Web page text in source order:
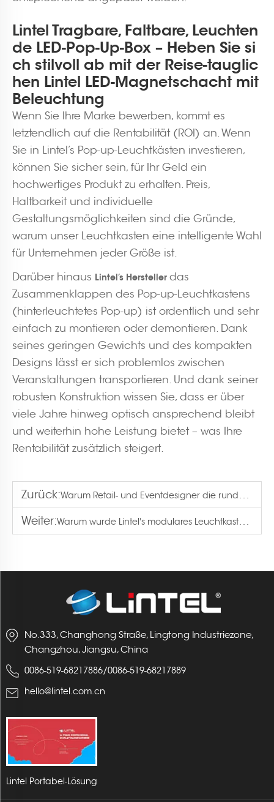
Lintel Tragbare, Faltbare, Leuchten
de LED-Pop-Up-Box – Heben Sie si
ch stilvoll ab mit der Reise-tauglic
hen Lintel LED-Magnetschacht mit
Beleuchtung
Wenn Sie Ihre Marke bewerben, kommt es
letztendlich auf die Rentabilität (ROI) an. Wenn
Sie in Lintel’s Pop-up-Leuchtkästen investieren,
können Sie sicher sein, für Ihr Geld ein
hochwertiges Produkt zu erhalten. Preis,
Haltbarkeit und individuelle
Gestaltungsmöglichkeiten sind die Gründe,
warum unser Leuchtkasten eine intelligente Wahl
für Unternehmen jeder Größe ist.
Darüber hinaus Lintel’s Hersteller das
Zusammenklappen des Pop-up-Leuchtkastens
(hinterleuchtetes Pop-up) ist ordentlich und sehr
einfach zu montieren oder demontieren. Dank
seines geringen Gewichts und des kompakten
Designs lässt er sich problemlos zwischen
Veranstaltungen transportieren. Und dank seiner
robusten Konstruktion wissen Sie, dass er über
viele Jahre hinweg optisch ansprechend bleibt
und weiterhin hohe Leistung bietet – was Ihre
Rentabilität zusätzlich steigert.
Zurück:Warum Retail- und Eventdesigner die runde, hinterleuchtete Leuchtkassette mit 50 mm Durchmesser lieben?
Weiter:Warum wurde Lintel's modulares Leuchtkasten-System zum Mittelpunkt auf der PRINTING United Expo?
No.333, Changhong Straße, Lingtong Industriezone,
Changzhou, Jiangsu, China
0086-519-68217886/0086-519-68217889
hello@lintel.com.cn
Lintel Portabel-Lösung